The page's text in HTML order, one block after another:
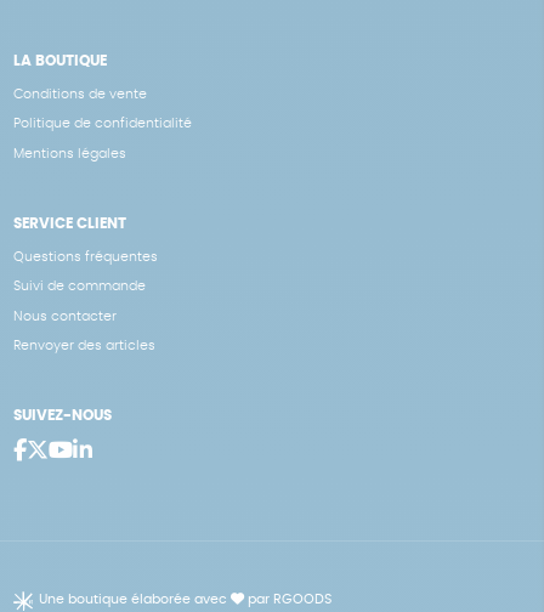
LA BOUTIQUE
Conditions de vente
Politique de confidentialité
Mentions légales
SERVICE CLIENT
Questions fréquentes
Suivi de commande
Nous contacter
Renvoyer des articles
SUIVEZ-NOUS
Une boutique élaborée avec par RGOODS